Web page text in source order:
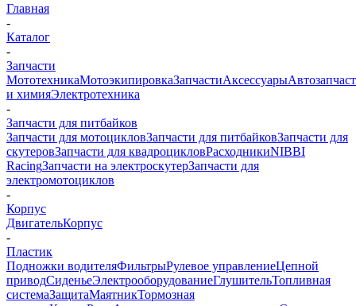
Главная
-
Каталог
-
Запчасти
МототехникаМотоэкипировкаЗапчастиАксессуары
и химияЭлектротехника
-
Запчасти для питбайков
Запчасти для мотоцикловЗапчасти для питбайковЗапчасти для
скутеровЗапчасти для квадроцикловРасходникиNIBBI
RacingЗапчасти на электроскутерЗапчасти для
электромотоциклов
-
Корпус
ДвигательКорпус
-
Пластик
Подножки водителяФильтрыРулевое управлениеЦепной
приводСиденьеЭлектрооборудованиеГлушительТопливная
системаЗащитаМаятникТормозная